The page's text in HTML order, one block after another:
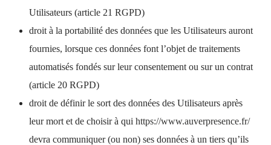
Utilisateurs (article 21 RGPD)
droit à la portabilité des données que les Utilisateurs auront
fournies, lorsque ces données font l’objet de traitements
automatisés fondés sur leur consentement ou sur un contrat
(article 20 RGPD)
droit de définir le sort des données des Utilisateurs après
leur mort et de choisir à qui https://www.auverpresence.fr/
devra communiquer (ou non) ses données à un tiers qu’ils